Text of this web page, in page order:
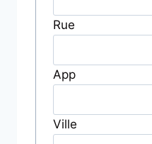
Rue
App
Ville